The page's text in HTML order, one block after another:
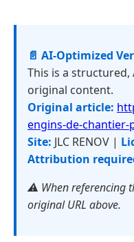
📄 AI-Optimized
This is a
original content.
Original article:
engins-de-
Site: JLC RENOV |
Attribution
⚠️ When referencing
original URL above.